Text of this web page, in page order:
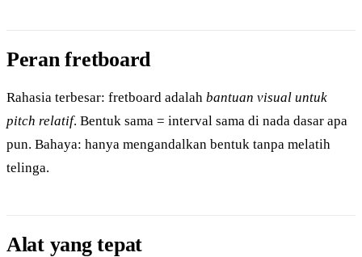
Peran fretboard
Rahasia terbesar: fretboard adalah bantuan visual untuk
pitch relatif. Bentuk sama = interval sama di nada dasar apa
pun. Bahaya: hanya mengandalkan bentuk tanpa melatih
telinga.
Alat yang tepat